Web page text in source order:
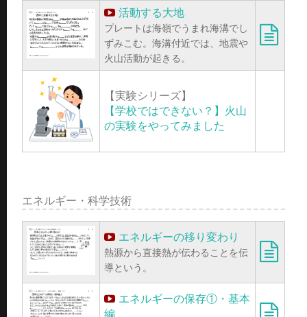
活動する大地
プレートは海嶺でうまれ海溝でし
ずみこむ。海溝付近では、地震や
火山活動が起きる。
【実験シリーズ】
【学校ではできない？】火山
の実験をやってみました
エネルギー・科学技術
エネルギーの移り変わり
熱源から直接熱が伝わることを伝
導という。
エネルギーの保存①・基本
編